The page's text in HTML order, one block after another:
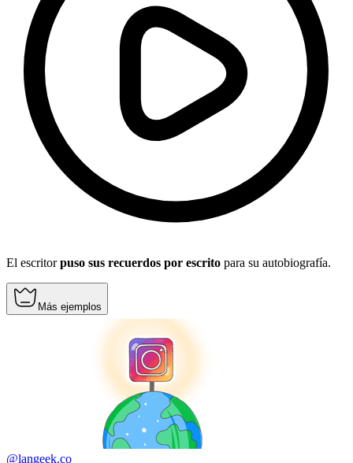
El escritorpuso sus recuerdos por escrito para su autobiografía.
Más ejemplos
@langeek.co